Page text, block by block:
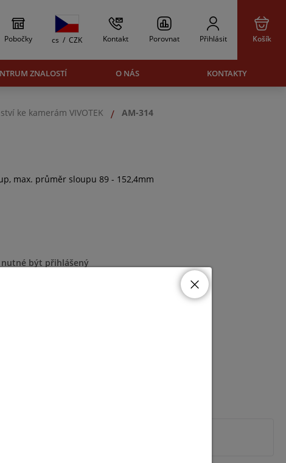
Pobočky cs / CZK Kontakt Porovnat Přihlásit Košík
ZNALOSTÍ O NÁS KONTAKTY
ke kamerám VIVOTEK AM-314
max. průměr sloupu 89 - 152,4mm
být přihlášený